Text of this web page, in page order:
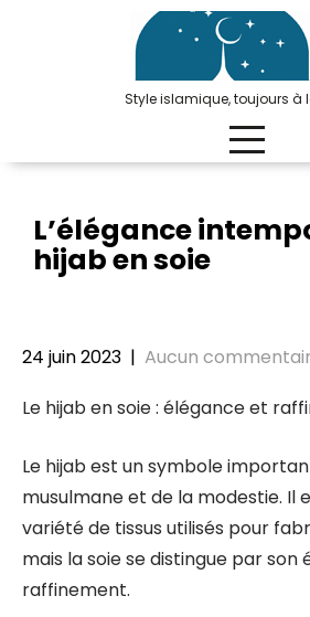
Style islamique, toujours à
L’élégance
hijab en soie
24 juin 2023 | Aucun
Le hijab en soie : élégance et
Le hijab est un symbole
musulmane et de la modestie. Il
variété de tissus utilisés pour
mais la soie se distingue par son
raffinement.